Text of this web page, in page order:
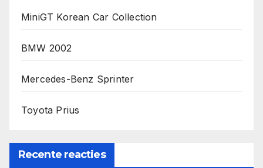
MiniGT Korean Car Collection
BMW 2002
Mercedes-Benz Sprinter
Toyota Prius
Recente reacties